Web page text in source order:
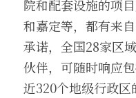
院和配套设施的项
和嘉定等，都有来
承诺，全国28家区
伙伴，可随时响应
近320个地级行政